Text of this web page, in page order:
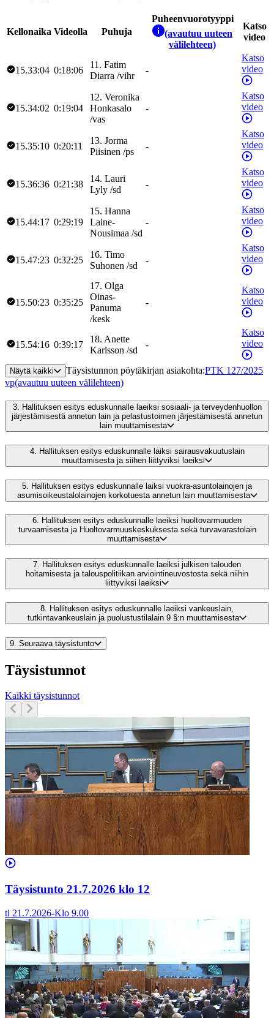
Kellonaika Videolla Puhuja
Puheenvuorotyyppi
(avautuu uuteen
välilehteen)
Katso
video
15.33:04 0:18:06
11 . Fatim
Diarra /vihr
-
Katso
video
15.34:02 0:19:04
12. Veronika
Honkasalo
/vas
-
Katso
video
15.35:10 0:20:11
13. Jorma
Piisinen /ps
-
Katso
video
15.36:36 0:21:38
14. Lauri
Lyly /sd
-
Katso
video
15.44:17 0:29:19
15. Hanna
Laine-
Nousimaa /sd
-
Katso
video
15.47:23 0:32:25
16. Timo
Suhonen /sd
-
Katso
video
15.50:23 0:35:25
17. Olga
Oinas-
Panuma
/kesk
-
Katso
video
15.54:16 0:39:17
18. Anette
Karlsson /sd
-
Katso
video
Näytä kaikki Täysistunnon pöytäkirjan asiakohta:PTK 127/2025
vp(avautuu uuteen välilehteen)
3. Hallituksen esitys eduskunnalle laeiksi sosiaali- ja terveydenhuollon
järjestämisestä annetun lain ja pelastustoimen järjestämisestä annetun
lain muuttamisesta
4. Hallituksen esitys eduskunnalle laiksi sairausvakuutuslain
muuttamisesta ja siihen liittyviksi laeiksi
5.
Hallituksen esitys eduskunnalle laiksi vuokra-asuntolainojen ja
asumisoikeustalolainojen korkotuesta annetun lain muuttamisesta
6. Hallituksen esitys eduskunnalle laeiksi huoltovarmuuden
turvaamisesta ja Huoltovarmuuskeskuksesta sekä turvavarastolain
muuttamisesta
7. Hallituksen esitys eduskunnalle laeiksi julkisen talouden
hoitamisesta ja talouspolitiikan arviointineuvostosta sekä niihin
liittyviksi laeiksi
8.
Hallituksen esitys eduskunnalle laeiksi vankeuslain,
tutkintavankeuslain ja puolustustilalain 9 §:n muuttamisesta
9. Seuraava täysistunto
Täysistunnot
Kaikki täysistunnot
Täysistunto 21.7.2026 klo 12
ti 21.7.2026-Klo 9.00